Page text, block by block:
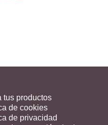
tus productos
de cookies
de privacidad